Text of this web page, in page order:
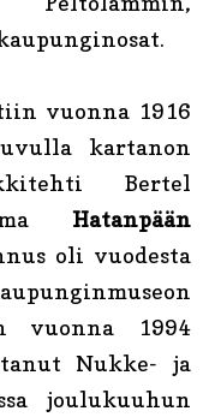
vuonna 1916
kartanon
Bertel
Hatanpään
oli vuodesta
vuonna 1994
Nukke- ja
joulukuuhun